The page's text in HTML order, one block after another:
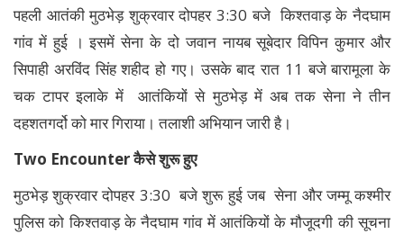
पहली आतंकी मुठभेड़ शुक्रवार दोपहर 3:30 बजे किश्तवाड़ के नैदघाम
गांव में हुई । इसमें सेना के दो जवान नायब सूबेदार विपिन कुमार और
सिपाही अरविंद सिंह शहीद हो गए। उसके बाद रात 11 बजे बारामूला के
चक टापर इलाके में आतंकियों से मुठभेड़ में अब तक सेना ने तीन
दहशतगर्दो को मार गिराया। तलाशी अभियान जारी है।
Two Encounter कैसे शुरू हुए
मुठभेड़ शुक्रवार दोपहर 3:30 बजे शुरू हुई जब सेना और जम्मू कश्मीर
पुलिस को किश्तवाड़ के नैदघाम गांव में आतंकियों के मौजूदगी की सूचना